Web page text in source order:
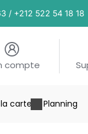
/ +212 522 54 18
compte
carte Planning